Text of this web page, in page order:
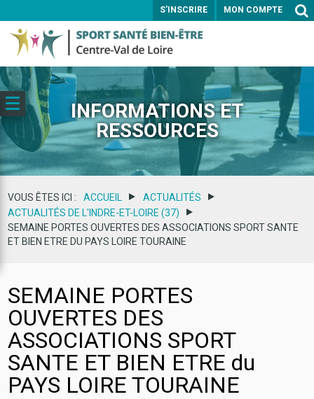
S'INSCRIRE MON COMPTE
ENVOYER
INFORMATIONS ET
RESSOURCES
VOUS ÊTES ICI : ACCUEIL
ACTUALITÉS
ACTUALITÉS DE L'INDRE-ET-LOIRE (37)
SEMAINE PORTES OUVERTES DES ASSOCIATIONS SPORT SANTE
ET BIEN ETRE DU PAYS LOIRE TOURAINE
SEMAINE PORTES
OUVERTES DES
ASSOCIATIONS SPORT
SANTE ET BIEN ETRE du
PAYS LOIRE TOURAINE